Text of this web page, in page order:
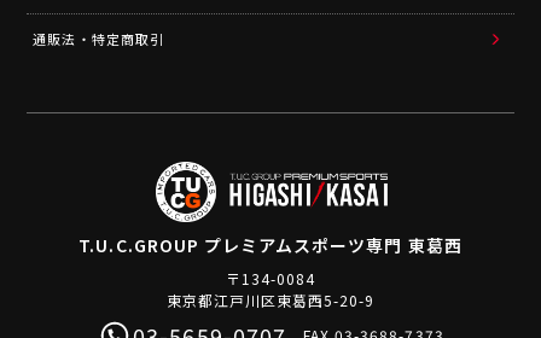
通販法・特定商取引
T.U.C.GROUP プレミアムスポーツ専門 東葛西
〒134-0084
東京都江戸川区東葛西5-20-9